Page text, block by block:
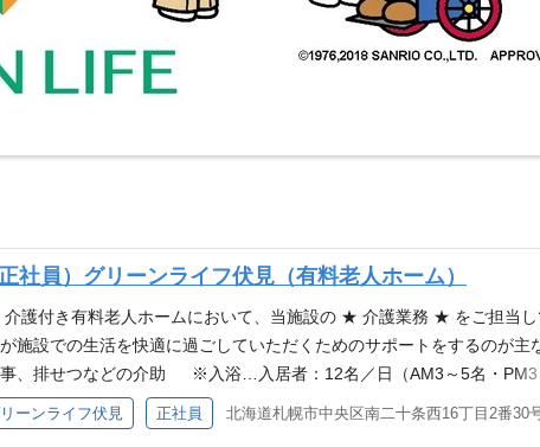
社員）グリーンライフ伏見（有料老人ホーム）
介護付き有料老人ホームにおいて、当施設の ★ 介護業務 ★ をご担当
施設での生活を快適に過ごしていただくためのサポートをするのが主
事、排せつなどの介助 ※入浴…入居者：12名／日（AM3～5名・
1名 ・食事準備、清掃などの支援 ・アクティビティなどの余暇活動の
務 ※施設定員：48名 ※平均介護度：3.2（2024/8月末時点） ※スタッ
ーンライフ伏見 正社員 北海道札幌市中央区南二十条西16丁目2番30